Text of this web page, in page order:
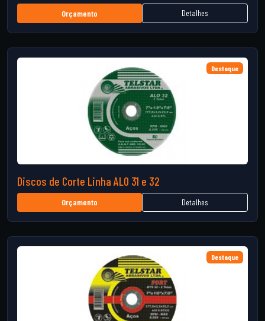
Orçamento Detalhes
Destaque
Discos de Corte Linha ALO 31 e 32
Orçamento Detalhes
Destaque